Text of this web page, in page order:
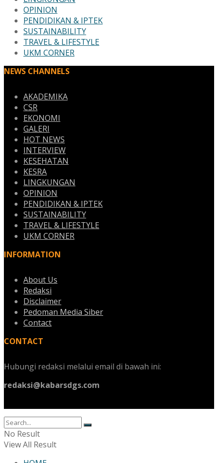
OPINION
PENDIDIKAN & IPTEK
SUSTAINABILITY
TRAVEL & LIFESTYLE
UKM CORNER
NEWS CHANNELS
AKADEMIKA
CSR
EKONOMI
GALERI
HOT NEWS
INTERVIEW
KESEHATAN
KESRA
LINGKUNGAN
OPINION
PENDIDIKAN & IPTEK
SUSTAINABILITY
TRAVEL & LIFESTYLE
UKM CORNER
INFORMATION
About Us
Redaksi
Disclaimer
Pedoman Media Siber
Contact
CONTACT
Hubungi redaksi melalui email di bawah ini:
redaksi@kabarsdgs.com
No Result
View All Result